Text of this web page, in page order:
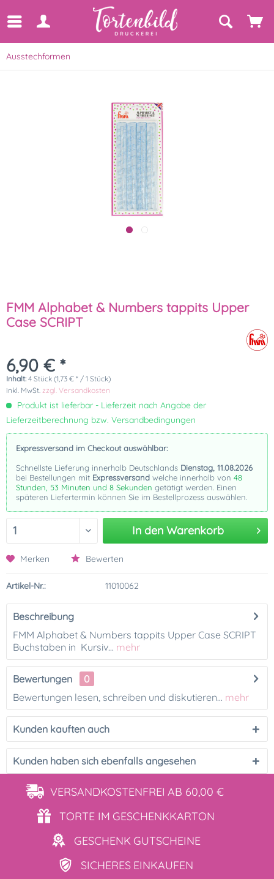
Ausstechformen
FMM Alphabet & Numbers tappits Upper
Case SCRIPT
6,90 € *
Inhalt: 4 Stück (1,73 € * / 1 Stück)
inkl. MwSt. zzgl. Versandkosten
Produkt ist lieferbar - Lieferzeit nach Angabe der
Lieferzeitberechnung bzw. Versandbedingungen
Expressversand im Checkout auswählbar:
Schnellste Lieferung innerhalb Deutschlands Dienstag, 11.08.2026
bei Bestellungen mit Expressversand welche innerhalb von 48
Stunden, 53 Minuten und 8 Sekunden getätigt werden. Einen
späteren Liefertermin können Sie im Bestellprozess auswählen.
In den Warenkorb
Merken Bewerten
Artikel-Nr.: 11010062
Beschreibung
FMM Alphabet & Numbers tappits Upper Case SCRIPT
Buchstaben in Kursiv... mehr
Bewertungen
0
Bewertungen lesen, schreiben und diskutieren... mehr
Kunden kauften auch
Kunden haben sich ebenfalls angesehen
VERSANDKOSTENFREI AB 60,00 €
TORTE IM GESCHENKKARTON
GESCHENK GUTSCHEINE
SICHERES EINKAUFEN